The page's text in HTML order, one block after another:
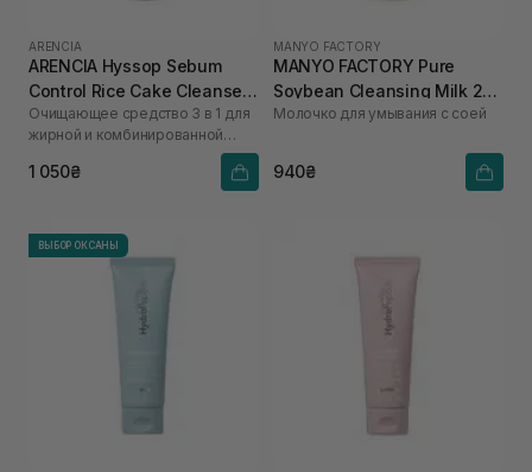
ARENCIA
ARENCIA Hyssop Sebum
Control Rice Cake Cleanser
150 г
Очищающее средство 3 в 1 для
жирной и комбинированной
1 050₴
MANYO FACTORY
MANYO FACTORY Pure
Soybean Cleansing Milk 200
мл
Молочко для умывания с соей
940₴
ВЫБОР ОКСАНЫ